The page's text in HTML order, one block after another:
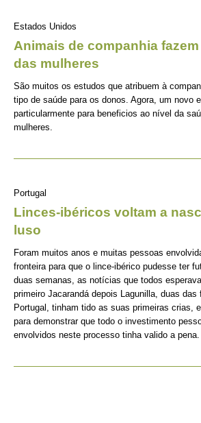
Estados Unidos
Animais de companhia
das mulheres
São muitos os estudos que atribuem à
tipo de saúde para os donos. Agora, um novo
particularmente para beneficios ao nível da
mulheres.
Portugal
Linces-ibéricos voltam a
luso
Foram muitos anos e muitas pessoas
fronteira para que o lince-ibérico pudesse ter
duas semanas, as notícias que todos
primeiro Jacarandá depois Lagunilla, duas das
Portugal, tinham tido as suas primeiras crias,
para demonstrar que todo o investimento
envolvidos neste processo tinha valido a pena.